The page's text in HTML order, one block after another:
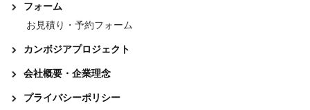
フォーム
お見積り・予約フォーム
カンボジアプロジェクト
会社概要・企業理念
プライバシーポリシー